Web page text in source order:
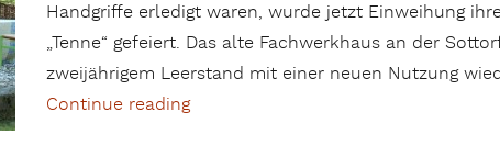
Handgriffe erledigt waren, wurde jetzt Einweihung
„Tenne“ gefeiert. Das alte Fachwerkhaus an der
zweijährigem Leerstand mit einer neuen Nutzung
Continue reading„Die Sottorfer „Tenne““